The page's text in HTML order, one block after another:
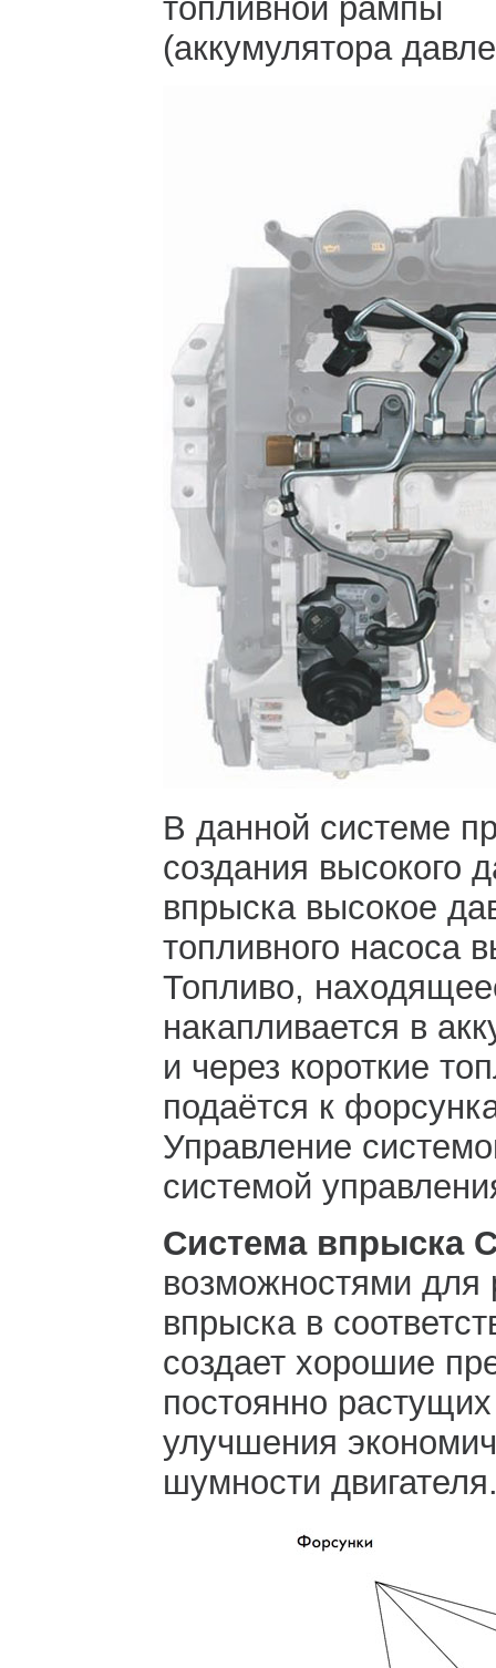
топливной рампы
(аккумулятора
В данной системе
создания высокого
впрыска высокое
топливного насоса
Топливо,
накапливается в
и через короткие
подаётся к
Управление
системой
Система впрыска
возможностями для
впрыска в
создает хорошие
постоянно
улучшения
шумности